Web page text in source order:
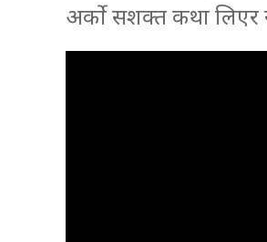
अर्को सशक्त कथा लिएर